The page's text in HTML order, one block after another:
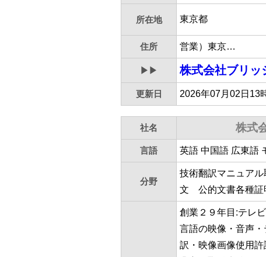
所在地 東京都
住所 営業）東京…
▶▶ 株式会社ブリッ
更新日 2026年07月02日13
社名 株式
言語 英語 中国語 広東語
分野
技術翻訳マニュ
文 公的文書各種証
創業２９年目:テレ
言語の映像・音声
訳・映像画像使用